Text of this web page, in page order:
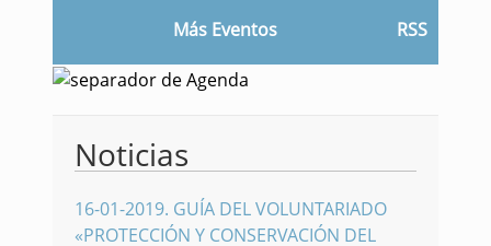
Más Eventos RSS
Noticias
16-01-2019. GUÍA DEL VOLUNTARIADO
«PROTECCIÓN Y CONSERVACIÓN DEL